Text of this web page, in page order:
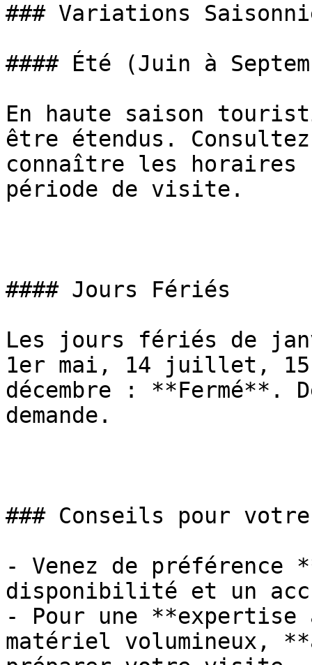
### Variations
#### Été (Juin à
En haute saison
être étendus.
connaître les horaires
période de visite.
#### Jours Fériés
Les jours fériés de
1er mai, 14 juillet, 15
décembre : **Fermé**.
demande.
### Conseils pour
- Venez de préférence
disponibilité et un
- Pour une **expertise
matériel volumineux,